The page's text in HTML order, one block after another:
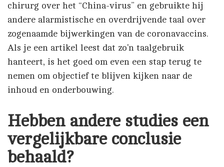
chirurg over het “China-virus” en gebruikte hij
andere alarmistische en overdrijvende taal over
zogenaamde bijwerkingen van de coronavaccins.
Als je een artikel leest dat zo'n taalgebruik
hanteert, is het goed om even een stap terug te
nemen om objectief te blijven kijken naar de
inhoud en onderbouwing.
Hebben andere studies een
vergelijkbare conclusie
behaald?